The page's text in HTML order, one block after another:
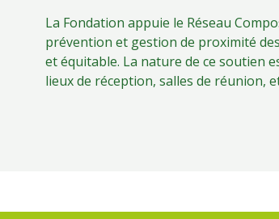
La Fondation appuie le Réseau
prévention et gestion de proximité
et équitable. La nature de ce soutien
lieux de réception, salles de réunion,